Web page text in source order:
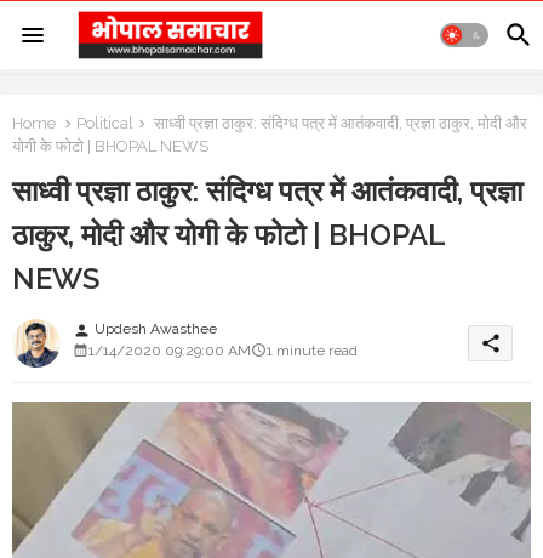
Home Political
साध्वी प्रज्ञा ठाकुर: संदिग्ध पत्र में आतंकवादी, प्रज्ञा ठाकुर, मोदी और
योगी के फोटो | BHOPAL NEWS
साध्वी प्रज्ञा ठाकुर: संदिग्ध पत्र में आतंकवादी, प्रज्ञा
ठाकुर, मोदी और योगी के फोटो | BHOPAL
NEWS
person Updesh Awasthee
1/14/2020 09:29:00 AM
1 minute read share